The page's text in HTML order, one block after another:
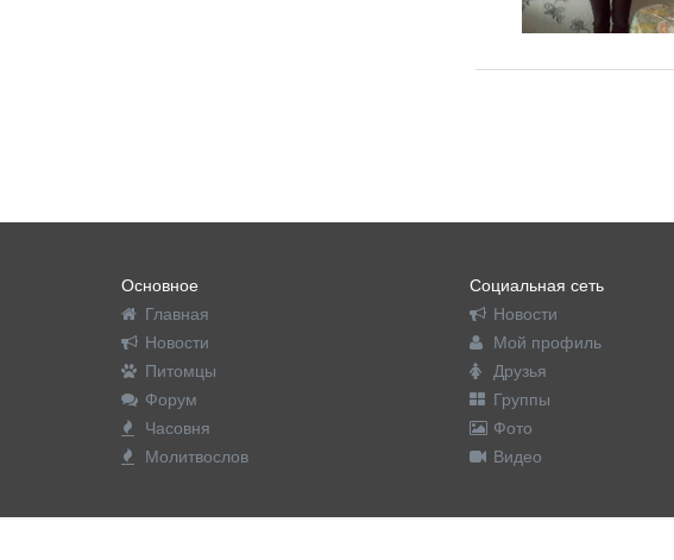
Основное
Главная
Новости
Питомцы
Форум
Часовня
Молитвослов
Социальная сеть
Новости
Мой профиль
Друзья
Группы
Фото
Видео